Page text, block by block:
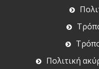
Πολιτική